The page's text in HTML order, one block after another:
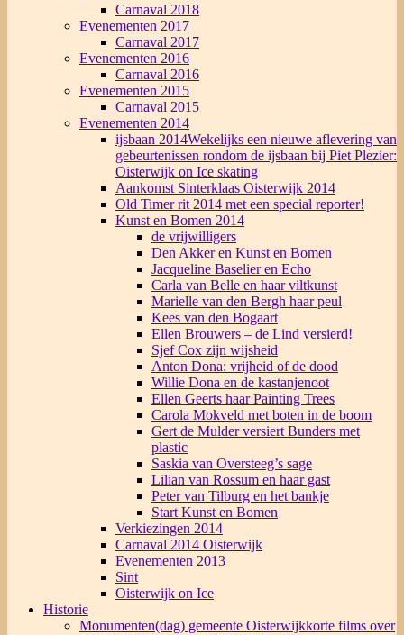
Carnaval 2018
Evenementen 2017
Carnaval 2017
Evenementen 2016
Carnaval 2016
Evenementen 2015
Carnaval 2015
Evenementen 2014
ijsbaan 2014Wekelijks een nieuwe aflevering van
gebeurtenissen rondom de ijsbaan bij Piet Plezier:
Oisterwijk on Ice skating
Aankomst Sinterklaas Oisterwijk 2014
Old Timer rit 2014 met een special reporter!
Kunst en Bomen 2014
de vrijwilligers
Den Akker en Kunst en Bomen
Jacqueline Baselier en Echo
Carla van Belle en haar viltkunst
Marielle van den Bergh haar peul
Kees van den Bogaart
Ellen Brouwers – de Lind versierd!
Sjef Cox zijn wijsheid
Anton Dona: vrijheid of de dood
Willie Dona en de kastanjenoot
Ellen Geerts haar Painting Trees
Carola Mokveld met boten in de boom
Gert de Mulder versiert Bunders met
plastic
Saskia van Oversteeg’s sage
Lilian van Rossum en haar gast
Peter van Tilburg en het bankje
Start Kunst en Bomen
Verkiezingen 2014
Carnaval 2014 Oisterwijk
Evenementen 2013
Sint
Oisterwijk on Ice
Historie
Monumenten(dag) gemeente Oisterwijkkorte films over